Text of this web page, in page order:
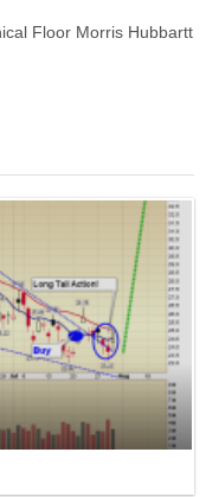
Floor Morris Hubbartt